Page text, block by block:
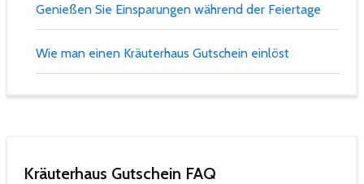
Genießen Sie Einsparungen während der Feiertage
Wie man einen Kräuterhaus Gutschein einlöst
Kräuterhaus Gutschein FAQ